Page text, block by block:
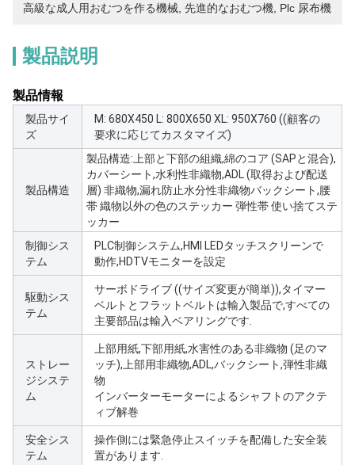
高級な成人用おむつを作る機械 先進的なおむつ機 Plc 尿布機
製品説明
製品情報
製品サイ
ズ
M: 680X450 L: 800X650 XL: 950X760 ((顧客の
要求に応じてカスタマイズ)
製品構造
製品構造:上部と下部の組織,綿のコア (SAPと混合),
カバーシート,水利性非織物,ADL (取得および配送
層) 非織物,漏れ防止水分性非織物バックシート,腰
帯 織物以外の色のステッカー 弾性帯 使い捨てステ
ッカー
制御シス
テム
PLC制御システム,HMI LEDタッチスクリーンで
動作,HDTVモニターを設定
駆動シス
テム
サーボドライブ ((サイズ変更が簡単)),タイマー
ベルトとフラットベルトは輸入製品で,すべての
主要部品は輸入ベアリングです.
ストレー
ジシステ
ム
上部用紙,下部用紙,水害性のある非織物 (足のマ
ッチ),上部用非織物,ADL,バックシート,弾性非織
物
インバーターモーターによるシャフトのアクテ
ィブ解巻
安全シス
テム
操作側には緊急停止スイッチを配備した安全装
置があります.